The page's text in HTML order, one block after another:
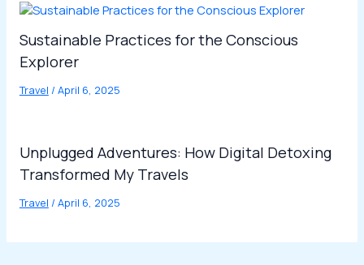
Sustainable Practices for the Conscious
Explorer
Travel / April 6, 2025
Unplugged Adventures: How Digital Detoxing
Transformed My Travels
Travel / April 6, 2025